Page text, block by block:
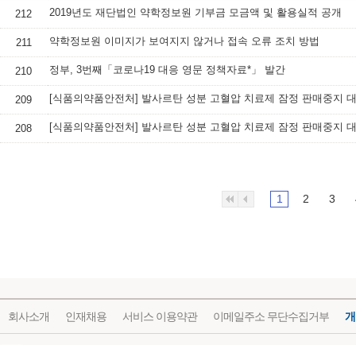
212 2019년도 재단법인 약학정보원 기부금 모금액 및 활용실적 공개
211 약학정보원 이미지가 보여지지 않거나 접속 오류 조치 방법
210 정부, 3번째「코로나19 대응 영문 정책자료*」 발간
209
208
1 2 3
회사소개 인재채용 서비스 이용약관 이메일주소 무단수집거부